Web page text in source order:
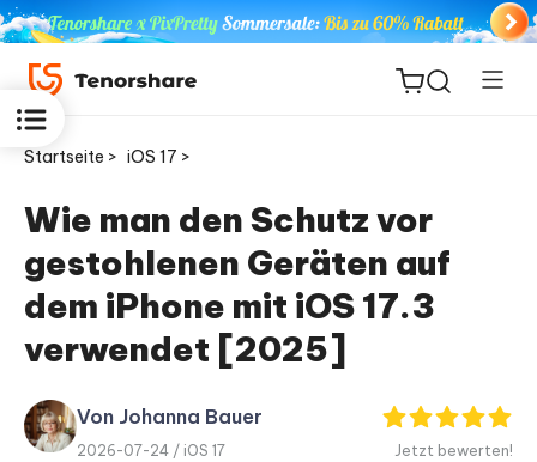
ReiBoot
for iOS
PDNob
Editor
Startseite > iOS 17 >
Wie man den Schutz vor
gestohlenen Geräten auf
dem iPhone mit iOS 17.3
verwendet [2025]
Von Johanna Bauer
2026-07-24 / iOS 17 Jetzt bewerten!